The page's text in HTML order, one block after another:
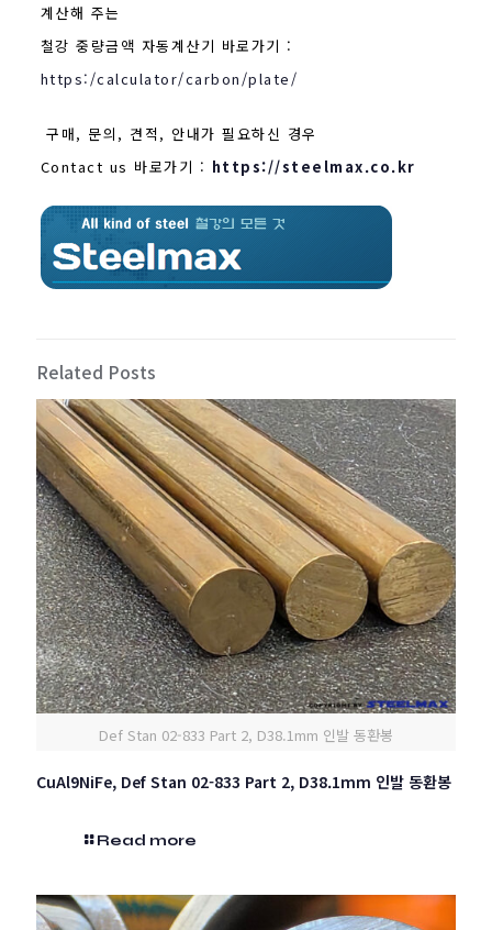
계산해 주는
철강 중량금액 자동계산기 바로가기 :
https:/calculator/carbon/plate/
구매, 문의, 견적, 안내가 필요하신 경우
Contact us 바로가기 : https://steelmax.co.kr
Related Posts
Def Stan 02-833 Part 2, D38.1mm 인발 동환봉
CuAl9NiFe, Def Stan 02-833 Part 2, D38.1mm 인발 동환봉
Read more